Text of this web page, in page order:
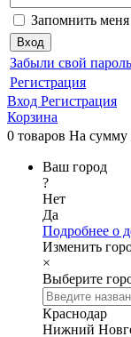
Запомнить
Забыли свой
Регистрация
Вход Регистрация
Корзина
0 товаров На сумму
Ваш город
?
Нет
Да
Подробнее о
Изменить
×
Выберите
Краснодар
Нижний